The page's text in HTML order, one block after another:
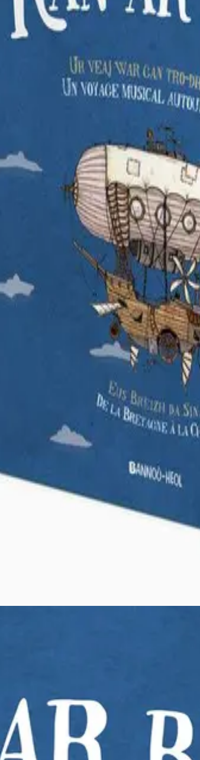
ce projet "Kan ar Bed", "Le chant du